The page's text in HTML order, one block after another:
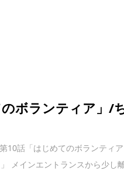
ボランティア」/
話「はじめてのボランティ
メインエントランスから少し